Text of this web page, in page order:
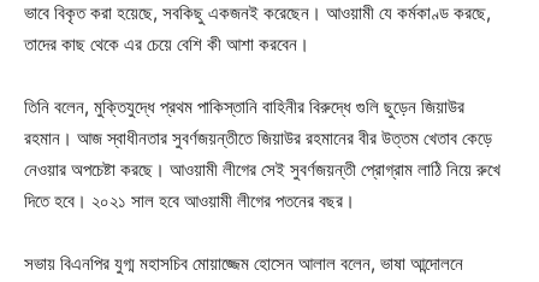
ভাবে বিকৃত করা হয়েছে, সবকিছু একজনই করেছেন। আওয়ামী যে কর্মকাণ্ড করছে,
তাদের কাছ থেকে এর চেয়ে বেশি কী আশা করবেন।
তিনি বলেন, মুক্তিযুদ্ধে প্রথম পাকিস্তানি বাহিনীর বিরুদ্ধে গুলি ছুড়েন জিয়াউর
রহমান। আজ স্বাধীনতার সুবর্ণজয়ন্তীতে জিয়াউর রহমানের বীর উত্তম খেতাব কেড়ে
নেওয়ার অপচেষ্টা করছে। আওয়ামী লীগের সেই সুবর্ণজয়ন্তী প্রোগ্রাম লাঠি নিয়ে রুখে
দিতে হবে। ২০২১ সাল হবে আওয়ামী লীগের পতনের বছর।
সভায় বিএনপির যুগ্ম মহাসচিব মোয়াজ্জেম হোসেন আলাল বলেন, ভাষা আন্দোলনে